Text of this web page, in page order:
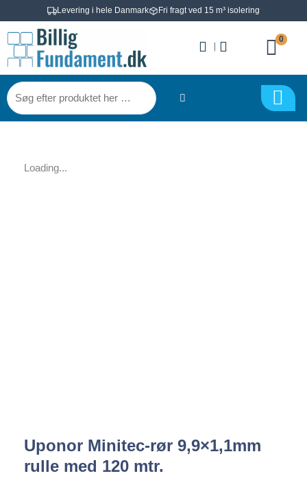
Levering i hele Danmark Fri fragt ved 15 m³ isolering
til
|
0
Søg
efter
produktet
Loading...
Uponor Minitec-rør 9,9×1,1mm
rulle med 120 mtr.